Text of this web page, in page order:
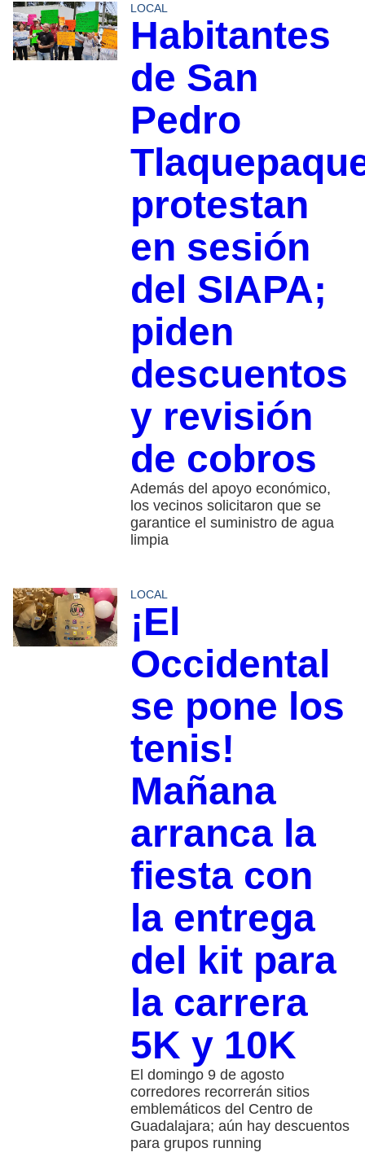
LOCAL
Habitantes
de San
Pedro
protestan
en sesión
del SIAPA;
piden
descuentos
y revisión
de cobros
Además del apoyo económico,
los vecinos solicitaron que se
garantice el suministro de agua
limpia
LOCAL
¡El
Occidental
se pone los
tenis!
Mañana
arranca la
fiesta con
la entrega
del kit para
la carrera
5K y 10K
El domingo 9 de agosto
corredores recorrerán sitios
emblemáticos del Centro de
Guadalajara; aún hay descuentos
para grupos running